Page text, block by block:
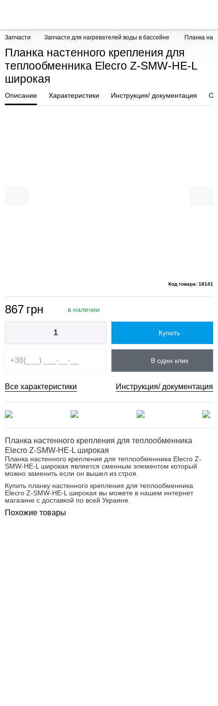
Запчасти Запчасти для нагревателей воды в бассейне Планка
Планка настенного крепления для
теплообменника Elecro Z-SMW-HE-L
широкая
Описание Характеристики Инструкция/ документация
Код товара: 18141
867 грн в наличии
Купить
В один клик
Все характеристики Инструкция/ документация
Планка настенного крепления для теплообменника
Elecro Z-SMW-HE-L широкая
Планка настенного крепления для теплообменника Elecro Z-
SMW-HE-L широкая является сменным элементом который
можно заменить если он вышел из строя.
Купить планку настенного крепления для теплообменника
Elecro Z-SMW-HE-L широкая вы можете в нашем интернет
магазине с доставкой по всей Украине.
Похожие товары